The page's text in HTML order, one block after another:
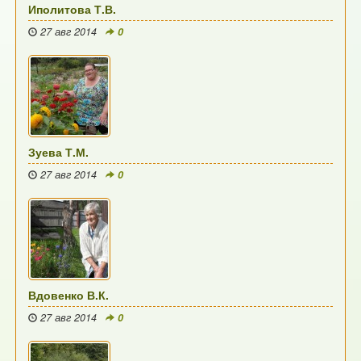
Иполитова Т.В.
27 авг 2014 0
Зуева Т.М.
27 авг 2014 0
Вдовенко В.К.
27 авг 2014 0